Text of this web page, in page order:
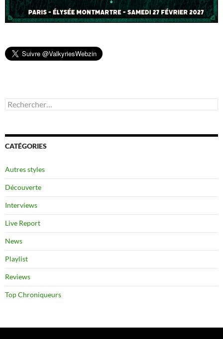
Rechercher :
CATÉGORIES
Autres styles
Découverte
Interviews
Live Report
News
Playlist
Reviews
Top Chroniqueurs